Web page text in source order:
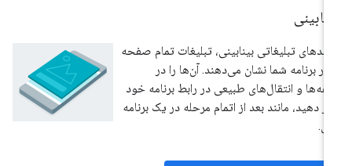
تبلیغاتی بینابینی، تبلیغات تمام صفحه
در برنامه شما نشان می‌دهند. آن‌ها را در
و انتقال‌های طبیعی در رابط برنامه خود
دهید، مانند بعد از اتمام مرحله در یک برنامه